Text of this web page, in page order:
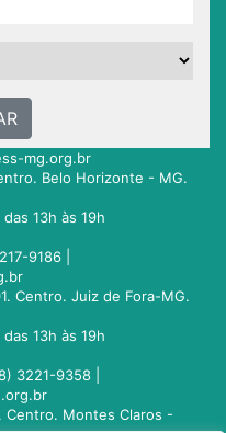
mg.org.br
Belo Horizonte - MG.
13h às 19h
9186 |
Centro. Juiz de Fora-MG.
13h às 19h
3221-9358 |
Centro. Montes Claros -